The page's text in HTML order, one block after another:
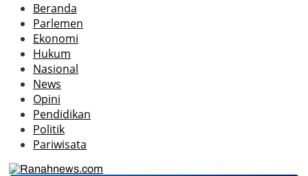
Beranda
Parlemen
Ekonomi
Hukum
Nasional
News
Opini
Pendidikan
Politik
Pariwisata